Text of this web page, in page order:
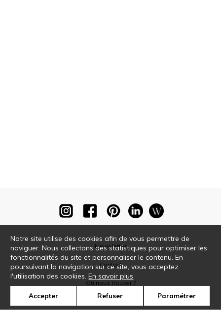
Newsletter
Contact
Où nous trouver ?
Notre site utilise des cookies afin de vous permettre de
naviguer. Nous collectons des statistiques pour optimiser les
fonctionnalités du site et personnaliser le contenu. En
poursuivant la navigation sur ce site, vous acceptez
l'utilisation des cookies.En savoir plus
Accepter Refuser Paramétrer